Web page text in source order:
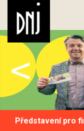
<
Představení pro